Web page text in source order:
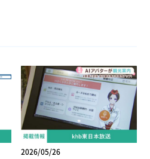
2026/05/26